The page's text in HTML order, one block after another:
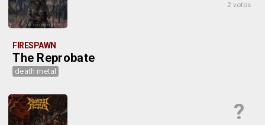
2 votos
FIRESPAWN
The Reprobate
death metal
?